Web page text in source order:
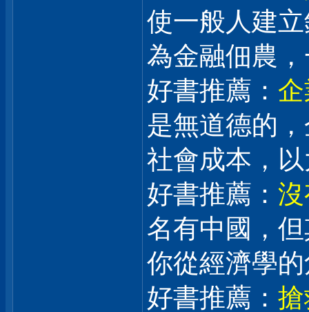
使一般人建
為金融佃農
好書推薦：
是無道德的
社會成本，
好書推薦：
名有中國，
你從經濟學
好書推薦：